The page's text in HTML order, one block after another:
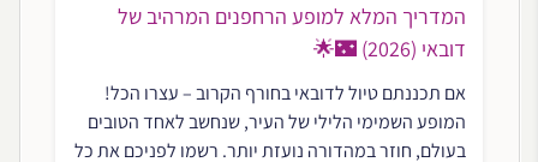
המדריך המלא למופע הרחפנים המרהיב של
דובאי (2026) 🌃🌟
אם תכננתם טיול לדובאי בחורף הקרוב – עצרו הכל!
המופע השמימי הלילי של העיר, שנחשב לאחד הטובים
בעולם, חוזר במהדורה נועזת יותר. רשמו לפניכם את כל